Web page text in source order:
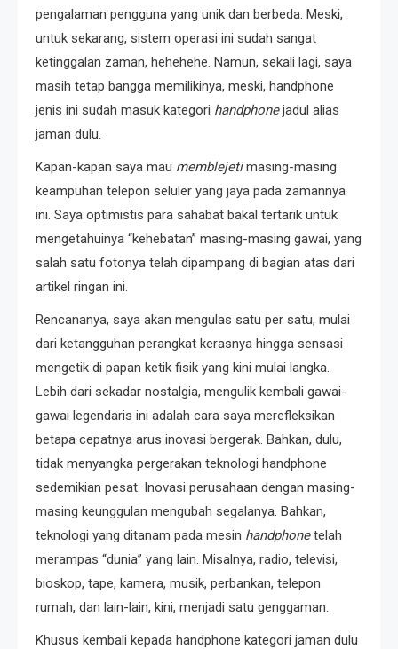
pengalaman pengguna yang unik dan berbeda. Meski,
untuk sekarang, sistem operasi ini sudah sangat
ketinggalan zaman, hehehehe. Namun, sekali lagi, saya
masih tetap bangga memilikinya, meski, handphone
jenis ini sudah masuk kategori handphonejadul alias
jaman dulu.
Kapan-kapan saya mau memblejetimasing-masing
keampuhan telepon seluler yang jaya pada zamannya
ini. Saya optimistis para sahabat bakal tertarik untuk
mengetahuinya “kehebatan” masing-masing gawai, yang
salah satu fotonya telah dipampang di bagian atas dari
artikel ringan ini.
Rencananya, saya akan mengulas satu per satu, mulai
dari ketangguhan perangkat kerasnya hingga sensasi
mengetik di papan ketik fisik yang kini mulai langka.
Lebih dari sekadar nostalgia, mengulik kembali gawai-
gawai legendaris ini adalah cara saya merefleksikan
betapa cepatnya arus inovasi bergerak. Bahkan, dulu,
tidak menyangka pergerakan teknologi handphone
sedemikian pesat. Inovasi perusahaan dengan masing-
masing keunggulan mengubah segalanya. Bahkan,
teknologi yang ditanam pada mesin handphonetelah
merampas “dunia” yang lain. Misalnya, radio, televisi,
bioskop, tape, kamera, musik, perbankan, telepon
rumah, dan lain-lain, kini, menjadi satu genggaman.
Khusus kembali kepada handphone kategori jaman dulu